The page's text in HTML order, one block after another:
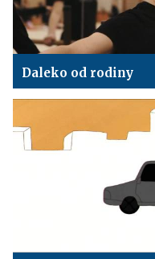
Daleko od rodiny